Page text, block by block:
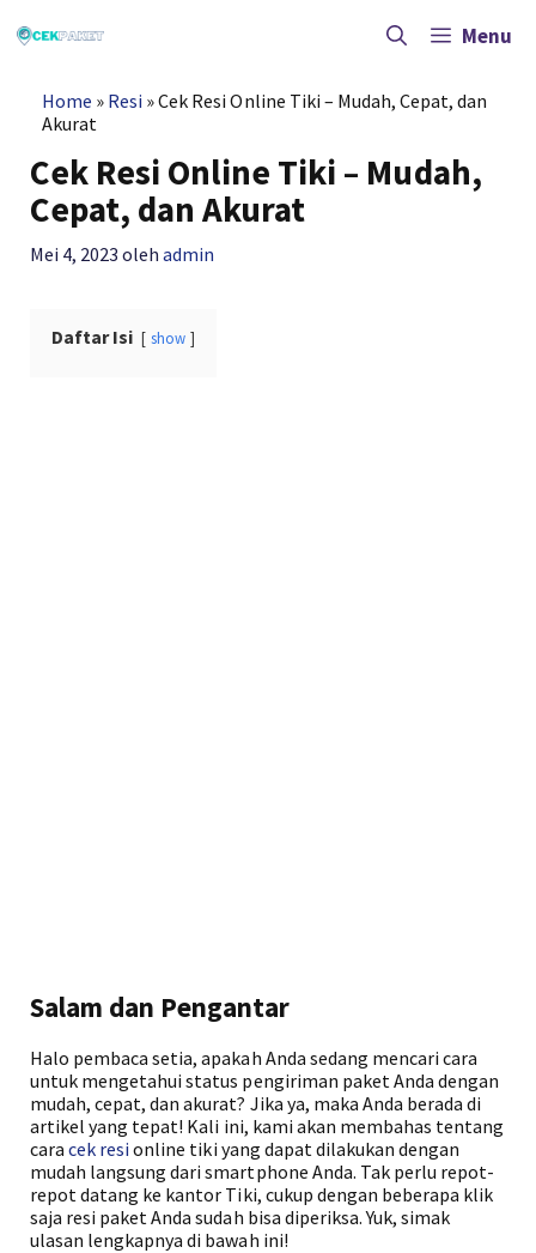
ke
Menu
Home » Resi »Cek Resi Online Tiki – Mudah, Cepat, dan
Akurat
Cek Resi Online Tiki – Mudah,
Cepat, dan Akurat
Mei 4, 2023 olehadmin
Daftar Isi show
Salam dan Pengantar
Halo pembaca setia, apakah Anda sedang mencari cara
untuk mengetahui status pengiriman paket Anda dengan
mudah, cepat, dan akurat? Jika ya, maka Anda berada di
artikel yang tepat! Kali ini, kami akan membahas tentang
caracek resi online tiki yang dapat dilakukan dengan
mudah langsung dari smartphone Anda. Tak perlu repot-
repot datang ke kantor Tiki, cukup dengan beberapa klik
saja resi paket Anda sudah bisa diperiksa. Yuk, simak
ulasan lengkapnya di bawah ini!